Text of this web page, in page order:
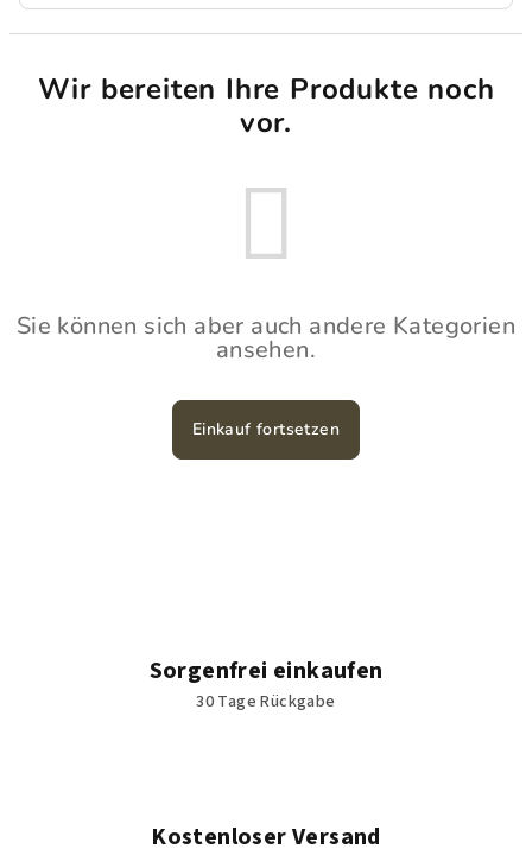
Wir bereiten Ihre Produkte noch
vor.
Sie können sich aber auch andere Kategorien
ansehen.
Einkauf fortsetzen
Sorgenfrei einkaufen
30 Tage Rückgabe
Kostenloser Versand